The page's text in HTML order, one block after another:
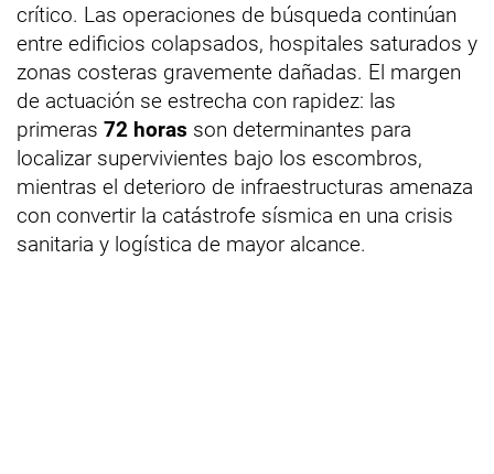
crítico. Las operaciones de búsqueda continúan
entre edificios colapsados, hospitales saturados y
zonas costeras gravemente dañadas. El margen
de actuación se estrecha con rapidez: las
primeras 72 horas son determinantes para
localizar supervivientes bajo los escombros,
mientras el deterioro de infraestructuras amenaza
con convertir la catástrofe sísmica en una crisis
sanitaria y logística de mayor alcance.